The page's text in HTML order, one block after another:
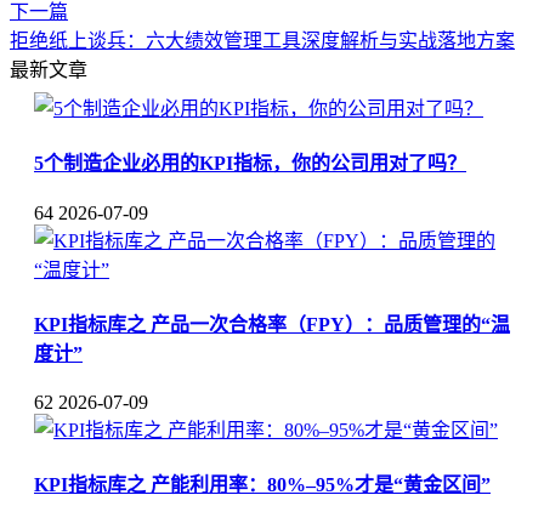
下一篇
拒绝纸上谈兵：六大绩效管理工具深度解析与实战落地方案
最新文章
5个制造企业必用的KPI指标，你的公司用对了吗？
64 2026-07-09
KPI指标库之 产品一次合格率（FPY）：品质管理的“温
度计”
62 2026-07-09
KPI指标库之 产能利用率：80%–95%才是“黄金区间”